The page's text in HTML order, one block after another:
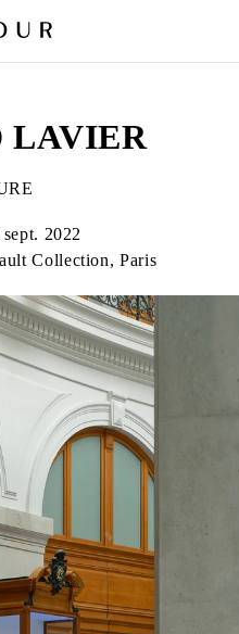
LAVIER
2022
Collection, Paris